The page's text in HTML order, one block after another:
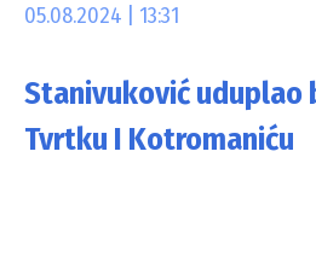
05.08.2024 | 13:31
Stanivuković uduplao
Tvrtku I Kotromaniću